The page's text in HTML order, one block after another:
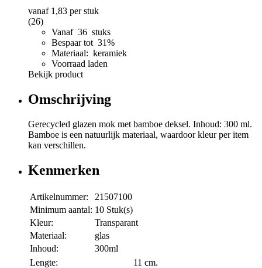
vanaf 1,83 per stuk
(26)
Vanaf 36 stuks
Bespaar tot 31%
Materiaal: keramiek
Voorraad laden
Bekijk product
Omschrijving
Gerecycled glazen mok met bamboe deksel. Inhoud: 300 ml.
Bamboe is een natuurlijk materiaal, waardoor kleur per item
kan verschillen.
Kenmerken
Artikelnummer:
21507100
Minimum aantal: 10 Stuk(s)
Kleur:
Transparant
Materiaal:
glas
Inhoud:
300ml
Lengte:
11 cm.